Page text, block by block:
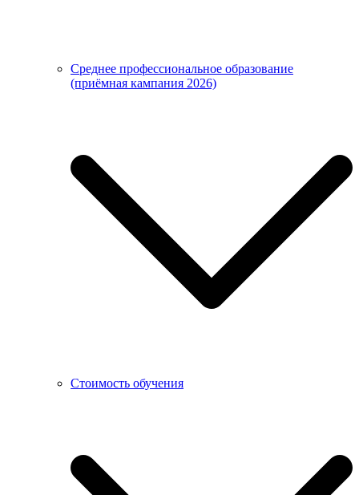
Среднее профессиональное образование
(приёмная кампания 2026)
Стоимость обучения